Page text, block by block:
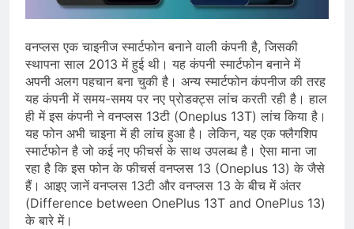
प्रदर्शन तेज़, PM आवास मार्च रोका गया,
सरकार से तीन बड़ी मांगें
सावन और आगामी त्योहारों को लेकर देशभर में
तैयारियाँ तेज़, सांस्कृतिक कार्यक्रमों और
धार्मिक आयोजनों की धूम
August 4, 2026
राष्ट्रीय हथकरघा दिवस की तैयारियाँ तेज़,
देशभर में विशेष कार्यक्रमों के जरिए भारतीय
बुनकरों और पारंपरिक वस्त्रों को मिलेगा बढ़ावा
August 2, 2026
वनप्लस एक चाइनीज स्मार्टफोन बनाने वाली कंपनी है, जिसकी
स्थापना साल 2013 में हुई थी। यह कंपनी स्मार्टफोन बनाने में
अपनी अलग पहचान बना चुकी है। अन्य स्मार्टफोन कंपनीज की तरह
यह कंपनी में समय-समय पर नए प्रोडक्ट्स लांच करती रही है। हाल
ही में इस कंपनी ने वनप्लस 13टी (Oneplus 13T) लांच किया है।
यह फोन अभी चाइना में ही लांच हुआ है। लेकिन, यह एक फ्लैगशिप
स्मार्टफोन है जो कई नए फीचर्स के साथ उपलब्ध है। ऐसा माना जा
रहा है कि इस फोन के फीचर्स वनप्लस 13 (Oneplus 13) के जैसे
हैं। आइए जानें वनप्लस 13टी और वनप्लस 13 के बीच में अंतर
(Difference between OnePlus 13T and OnePlus 13)
के बारे में।